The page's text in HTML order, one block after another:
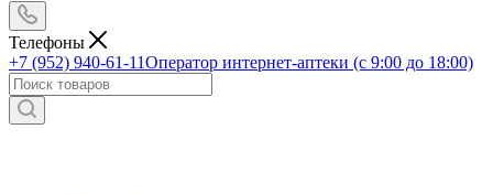
Телефоны
+7 (952) 940-61-11Оператор интернет-аптеки (с 9:00 до 18:00)